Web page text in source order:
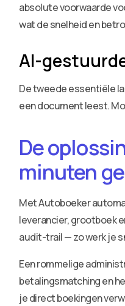
absolute voorwaarde
wat de snelheid en
AI-
De tweede essentiële
een document leest.
De
minuten
Met Autoboeker
leverancier, grootboek
audit-trail — zo werk je
Een rommelige
betalingsmatching en
je direct boekingen